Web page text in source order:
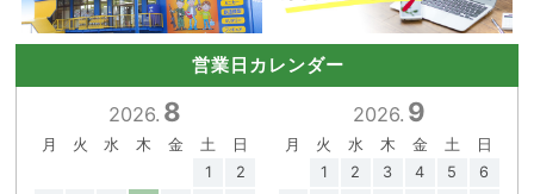
営業日カレンダー
2026. 8
月 火 水 木 金 土
日
1
2
2026. 9
月 火 水 木 金 土
日
1
2 3 4 5
6